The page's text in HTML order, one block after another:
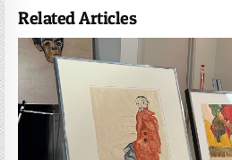
Related Articles